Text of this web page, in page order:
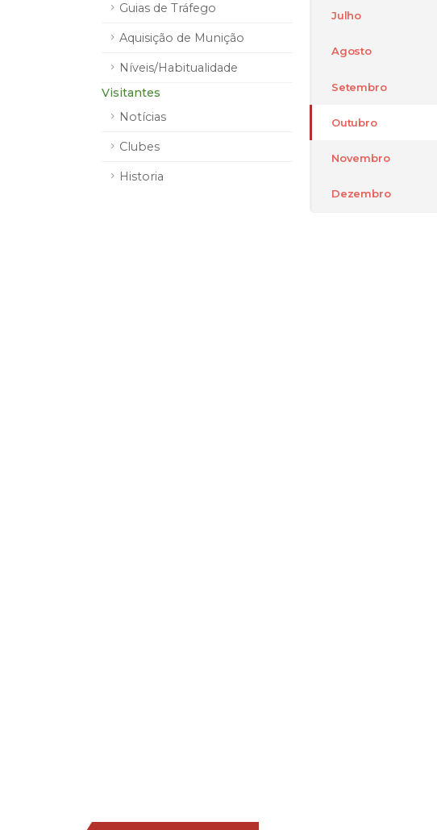
Guias de Tráfego
Aquisição de Munição
Níveis/Habitualidade
Visitantes
Notícias
Clubes
Historia
Julho
Agosto
Setembro
Outubro
Novembro
Dezembro